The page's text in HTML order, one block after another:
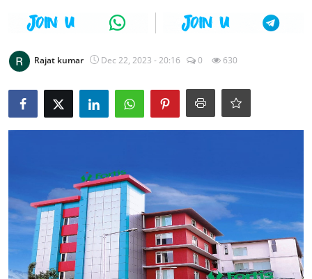
दुनिया
टेक्नोलॉजी
नौकरियां
धर्म/ज्योतिष
Rajat kumar Dec 22, 2023 - 20:16 0 630